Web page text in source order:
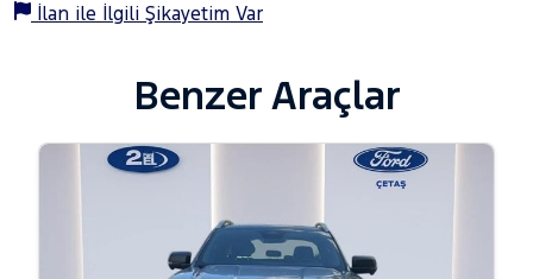
İlan ile İlgili Şikayetim Var
Benzer Araçlar